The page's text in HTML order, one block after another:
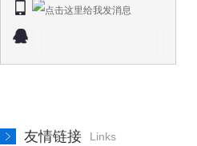
友情链接 Links